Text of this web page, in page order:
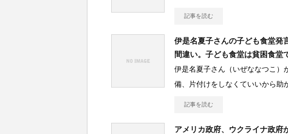
記事を読む
伊是名夏子さんの子ども食堂発
間違い。子ども食堂は貧困食堂
伊是名夏子さん（いぜななつこ）
備、片付けをしなくていいから助
記事を読む
アメリカ政府、ウクライナ政府